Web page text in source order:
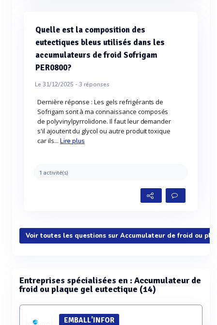
Quelle est la composition des
eutectiques bleus utilisés dans les
accumulateurs de froid Sofrigam
PER0800?
Le 31/12/2025 -3 réponses
Dernière réponse : Les gels refrigérants de
Sofrigam sont à ma connaissance composés
de polyvinylpyrrolidone. Il faut leur demander
s'il ajoutent du glycol ou autre produit toxique
car ils... Lire plus
1 activité(s)
Voir toutes les questions sur Accumulateur de froid ou
Entreprises spécialisées en : Accumulateur de
froid ou plaque gel eutectique (14)
EMBALL'INFOR